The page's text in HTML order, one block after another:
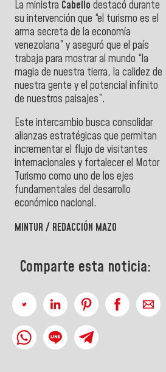
La ministra Cabello destacó durante
su intervención que “el turismo es el
arma secreta de la economía
venezolana” y aseguró que el país
trabaja para mostrar al mundo “la
magia de nuestra tierra, la calidez de
nuestra gente y el potencial infinito
de nuestros paisajes”.
Este intercambio busca consolidar
alianzas estratégicas que permitan
incrementar el flujo de visitantes
internacionales y fortalecer el Motor
Turismo como uno de los ejes
fundamentales del desarrollo
económico nacional.
MINTUR / REDACCIÓN MAZO
Comparte esta noticia: